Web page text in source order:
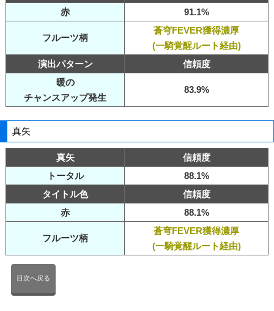
赤
91.1%
フルーツ柄
蒼穹FEVER獲得濃厚
(一騎覚醒ルート経由)
演出パターン
信頼度
暖の
チャンスアップ発生
83.9%
真矢
真矢
信頼度
トータル
88.1%
タイトル色
信頼度
赤
88.1%
フルーツ柄
蒼穹FEVER獲得濃厚
(一騎覚醒ルート経由)
目次へ戻る